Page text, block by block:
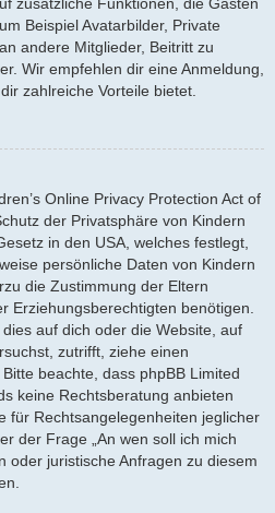
Beispiel Avatarbilder, Private
andere Mitglieder, Beitritt zu
Wir empfehlen dir eine Anmeldung,
zahlreiche Vorteile bietet.
Online Privacy Protection Act of
der Privatsphäre von Kindern
in den USA, welches festlegt,
persönliche Daten von Kindern
die Zustimmung der Eltern
Erziehungsberechtigten benötigen.
auf dich oder die Website, auf
zutrifft, ziehe einen
beachte, dass phpBB Limited
keine Rechtsberatung anbieten
für Rechtsangelegenheiten jeglicher
der Frage „An wen soll ich mich
oder juristische Anfragen zu diesem